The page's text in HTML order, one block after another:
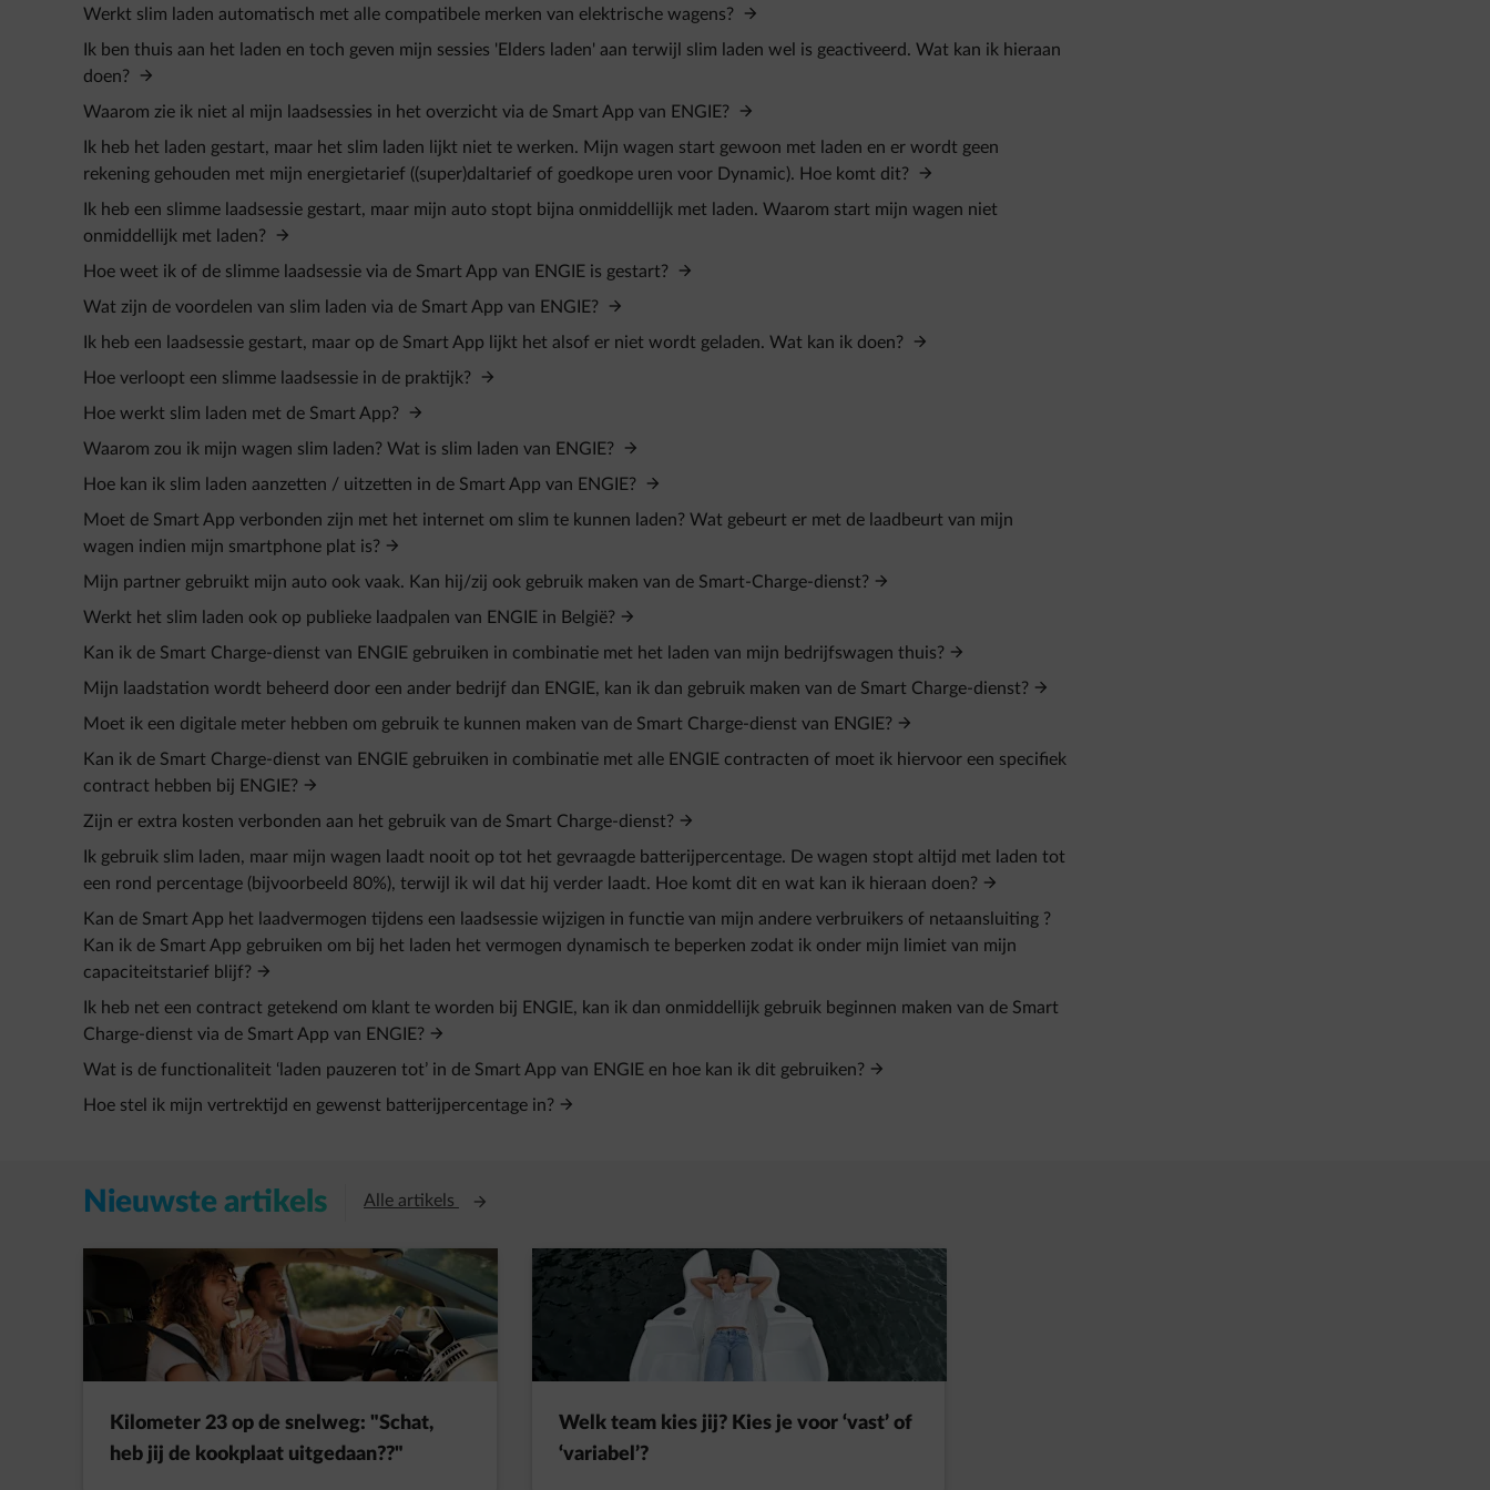
Werkt slim laden automatisch met alle compatibele merken van elektrische wagens?
Ik ben thuis aan het laden en toch geven mijn sessies 'Elders laden' aan terwijl slim laden wel is geactiveerd. Wat kan ik hieraan
doen?
Waarom zie ik niet al mijn laadsessies in het overzicht via de Smart App van ENGIE?
Ik heb het laden gestart, maar het slim laden lijkt niet te werken. Mijn wagen start gewoon met laden en er wordt geen
rekening gehouden met mijn energietarief ((super)daltarief of goedkope uren voor Dynamic). Hoe komt dit?
Ik heb een slimme laadsessie gestart, maar mijn auto stopt bijna onmiddellijk met laden. Waarom start mijn wagen niet
onmiddellijk met laden?
Hoe weet ik of de slimme laadsessie via de Smart App van ENGIE is gestart?
Wat zijn de voordelen van slim laden via de Smart App van ENGIE?
Ik heb een laadsessie gestart, maar op de Smart App lijkt het alsof er niet wordt geladen. Wat kan ik doen?
Hoe verloopt een slimme laadsessie in de praktijk?
Hoe werkt slim laden met de Smart App?
Waarom zou ik mijn wagen slim laden? Wat is slim laden van ENGIE?
Hoe kan ik slim laden aanzetten / uitzetten in de Smart App van ENGIE?
Moet de Smart App verbonden zijn met het internet om slim te kunnen laden? Wat gebeurt er met de laadbeurt van mijn
wagen indien mijn smartphone plat is?
Mijn partner gebruikt mijn auto ook vaak. Kan hij/zij ook gebruik maken van de Smart-Charge-dienst?
Werkt het slim laden ook op publieke laadpalen van ENGIE in België?
Kan ik de Smart Charge-dienst van ENGIE gebruiken in combinatie met het laden van mijn bedrijfswagen thuis?
Mijn laadstation wordt beheerd door een ander bedrijf dan ENGIE, kan ik dan gebruik maken van de Smart Charge-dienst?
Moet ik een digitale meter hebben om gebruik te kunnen maken van de Smart Charge-dienst van ENGIE?
Kan ik de Smart Charge-dienst van ENGIE gebruiken in combinatie met alle ENGIE contracten of moet ik hiervoor een specifiek
contract hebben bij ENGIE?
Zijn er extra kosten verbonden aan het gebruik van de Smart Charge-dienst?
Ik gebruik slim laden, maar mijn wagen laadt nooit op tot het gevraagde batterijpercentage. De wagen stopt altijd met laden tot
een rond percentage (bijvoorbeeld 80%), terwijl ik wil dat hij verder laadt. Hoe komt dit en wat kan ik hieraan doen?
Kan de Smart App het laadvermogen tijdens een laadsessie wijzigen in functie van mijn andere verbruikers of netaansluiting ?
Kan ik de Smart App gebruiken om bij het laden het vermogen dynamisch te beperken zodat ik onder mijn limiet van mijn
capaciteitstarief blijf?
Ik heb net een contract getekend om klant te worden bij ENGIE, kan ik dan onmiddellijk gebruik beginnen maken van de Smart
Charge-dienst via de Smart App van ENGIE?
Wat is de functionaliteit ‘laden pauzeren tot’ in de Smart App van ENGIE en hoe kan ik dit gebruiken?
Hoe stel ik mijn vertrektijd en gewenst batterijpercentage in?
Nieuwste artikels Alle artikels Opent in een nieuw tabblad
Kilometer 23 op de snelweg: "Schat,
heb jij de kookplaat uitgedaan??"
Welk team kies jij? Kies je voor ‘vast’ of
‘variabel’?